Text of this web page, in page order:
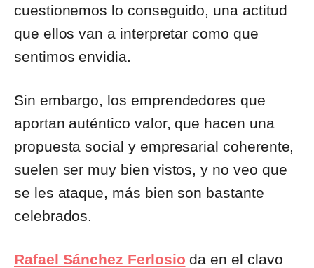
cuestionemos lo conseguido, una actitud
que ellos van a interpretar como que
sentimos envidia.
Sin embargo, los emprendedores que
aportan auténtico valor, que hacen una
propuesta social y empresarial coherente,
suelen ser muy bien vistos, y no veo que
se les ataque, más bien son bastante
celebrados.
Rafael Sánchez Ferlosio da en el clavo